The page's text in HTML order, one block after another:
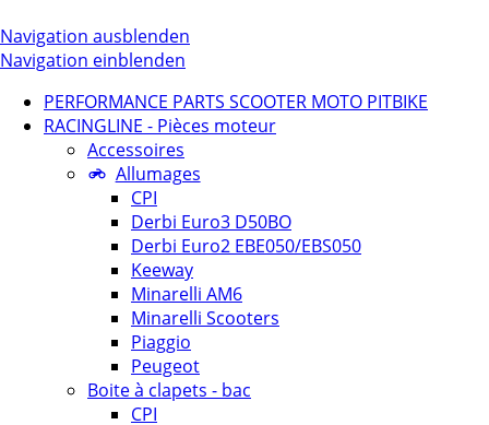
Navigation ausblenden
Navigation einblenden
PERFORMANCE PARTS SCOOTER MOTO PITBIKE
RACINGLINE - Pièces moteur
Accessoires
Allumages
CPI
Derbi Euro3 D50BO
Derbi Euro2 EBE050/EBS050
Keeway
Minarelli AM6
Minarelli Scooters
Piaggio
Peugeot
Boite à clapets - bac
CPI